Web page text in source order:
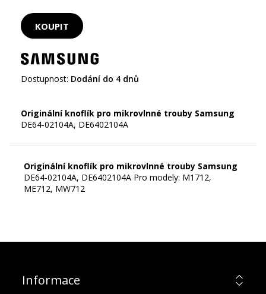
Dostupnost: Dodání do 4 dnů
Originální knoflík pro mikrovlnné trouby Samsung
Originální knoflík pro mikrovlnné trouby Samsung
DE64-02104A, DE6402104A Pro modely: M1712,
ME712, MW712
Informace